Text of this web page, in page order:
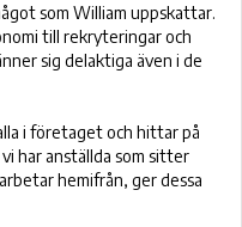
som William uppskattar.
till rekryteringar och
sig delaktiga även i de
i företaget och hittar på
har anställda som sitter
hemifrån, ger dessa